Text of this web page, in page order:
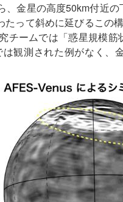
金星の高度50km付近
って斜めに延びるこの
チームでは「惑星規模筋
観測された例がなく、